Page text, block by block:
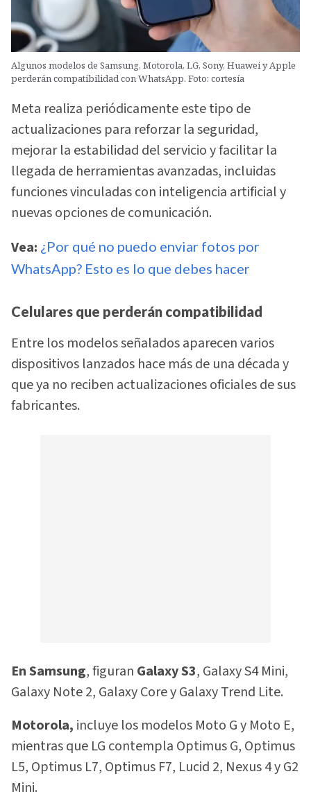
Algunos modelos de Samsung, Motorola, LG, Sony, Huawei y Apple
perderán compatibilidad con WhatsApp. Foto: cortesía
Meta realiza periódicamente este tipo de
actualizaciones para reforzar la seguridad,
mejorar la estabilidad del servicio y facilitar la
llegada de herramientas avanzadas, incluidas
funciones vinculadas con inteligencia artificial y
nuevas opciones de comunicación.
Vea: ¿Por qué no puedo enviar fotos por
WhatsApp? Esto es lo que debes hacer
Celulares que perderán compatibilidad
Entre los modelos señalados aparecen varios
dispositivos lanzados hace más de una década y
que ya no reciben actualizaciones oficiales de sus
fabricantes.
En Samsung, figuran Galaxy S3, Galaxy S4 Mini,
Galaxy Note 2, Galaxy Core y Galaxy Trend Lite.
Motorola, incluye los modelos Moto G y Moto E,
mientras que LG contempla Optimus G, Optimus
L5, Optimus L7, Optimus F7, Lucid 2, Nexus 4 y G2